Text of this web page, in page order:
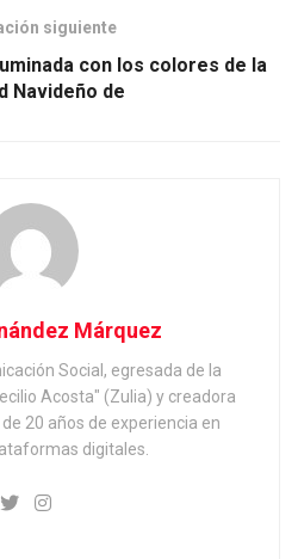
siguiente
con los colores de la
Navideño de
Márquez
Social, egresada de la
Acosta" (Zulia) y creadora
20 años de experiencia en
digitales.